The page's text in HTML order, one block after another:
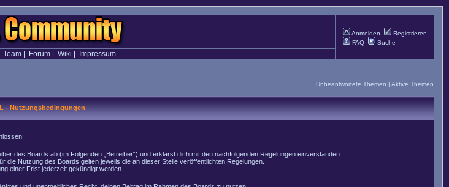
Anmelden
Registrieren
FAQ
Suche
Team| Forum| Wiki Impressum
Unbeantwortete Themen | Aktive Themen
- Nutzungsbedingungen
des Boards ab (im Folgenden „Betreiber“) und erklärst dich mit den nachfolgenden Regelungen einverstanden.
Nutzung des Boards gelten jeweils die an dieser Stelle veröffentlichten Regelungen.
einer Frist jederzeit gekündigt werden.